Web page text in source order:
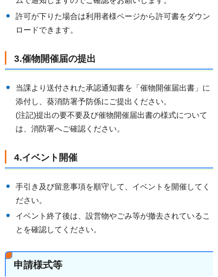
許可が下りた場合は利用者様ページから許可書をダウン
ロードできます。
3.催物開催届の提出
当課より送付された承認通知書を「催物開催届出書」に
添付し、葵消防署予防係にご提出ください。
(注記)提出の要不要及び催物開催届出書の様式について
は、消防署へご確認ください。
4.イベント開催
手引き及び留意事項を順守して、イベントを開催してく
ださい。
イベント終了後は、設営物やごみ等が撤去されているこ
とを確認してください。
申請様式等